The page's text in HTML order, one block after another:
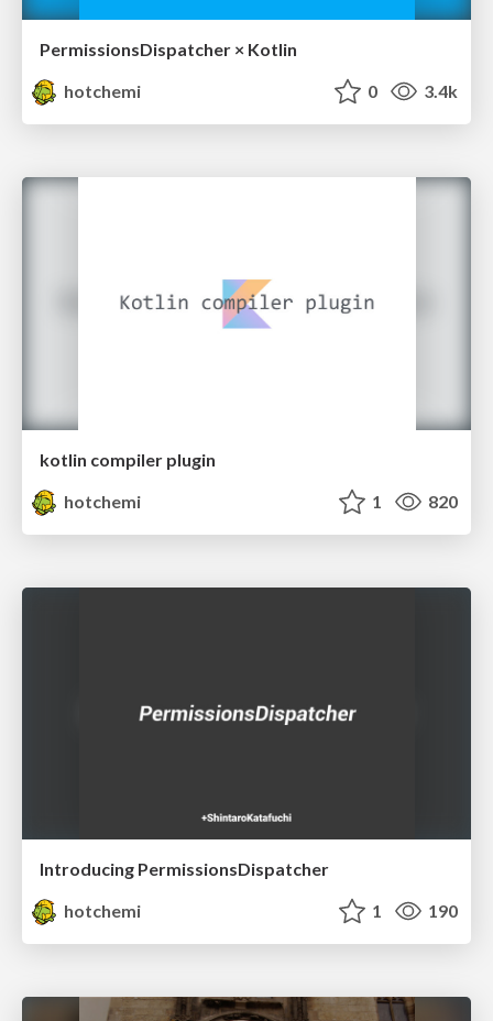
PermissionsDispatcher × Kotlin
hotchemi
0 3.4k
kotlin compiler plugin
hotchemi
1 820
Introducing PermissionsDispatcher
hotchemi
1 190